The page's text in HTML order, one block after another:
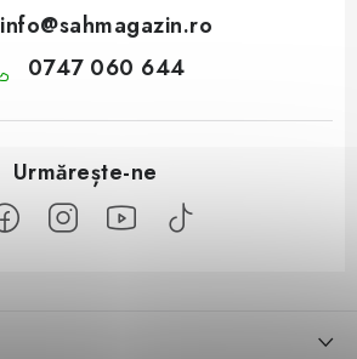
info@sahmagazin.ro
0747 060 644